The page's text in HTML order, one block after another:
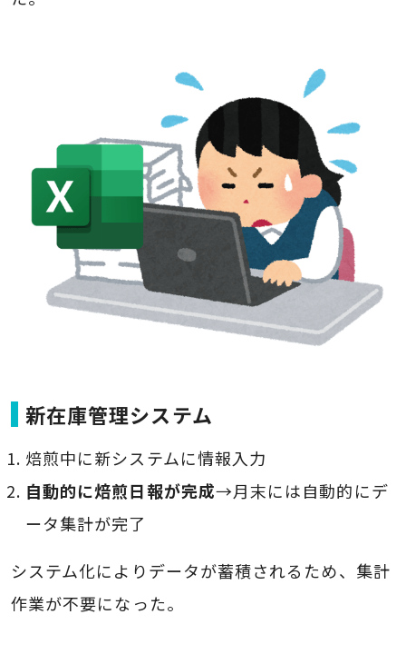
新在庫管理システム
焙煎中に新システムに情報入力
自動的に焙煎日報が完成→月末には自動的にデ
ータ集計が完了
システム化によりデータが蓄積されるため、集計
作業が不要になった。